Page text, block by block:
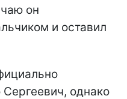
он
и оставил
однако